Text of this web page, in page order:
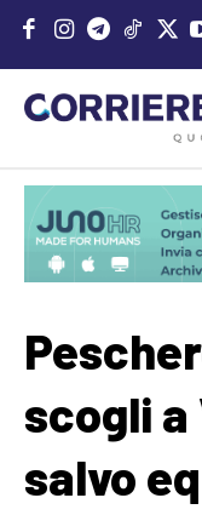
scogli a
salvo